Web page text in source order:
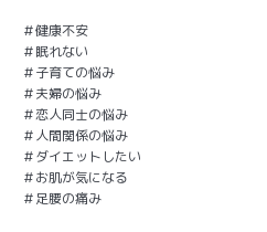
＃健康不安
＃眠れない
＃子育ての悩み
＃夫婦の悩み
＃恋人同士の悩み
＃人間関係の悩み
＃ダイエットしたい
＃お肌が気になる
＃足腰の痛み